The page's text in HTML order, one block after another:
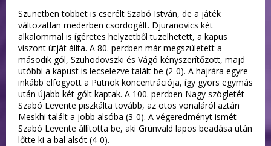
Szünetben többet is cserélt Szabó István, de a játék
változatlan mederben csordogált. Djuranovics két
alkalommal is ígéretes helyzetből tüzelhetett, a kapus
viszont útját állta. A 80. percben már megszületett a
második gól, Szuhodovszki és Vágó kényszerítőzött, majd
utóbbi a kapust is lecselezve talált be (2-0). A hajrára egyre
inkább elfogyott a Putnok koncentrációja, így gyors egymás
után újabb két gólt kaptak. A 100. percben Nagy szögletét
Szabó Levente piszkálta tovább, az ötös vonaláról aztán
Meskhi talált a jobb alsóba (3-0). A végeredményt ismét
Szabó Levente állította be, aki Grünvald lapos beadása után
lőtte ki a bal alsót (4-0).